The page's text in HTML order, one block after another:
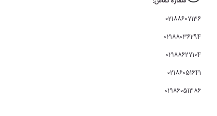
02188607136
02188036294
02188627104
02186051641
02186051386